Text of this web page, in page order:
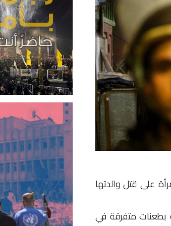
على قتل والدتها
بمديرية أمن القاهرة بلاغا بإصابة مسنة تبلغ من العمر 65 سنة بطعنات متفرقة في